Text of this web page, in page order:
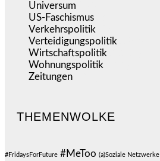
Universum
US-Faschismus
Verkehrspolitik
Verteidigungspolitik
Wirtschaftspolitik
Wohnungspolitik
Zeitungen
THEMENWOLKE
#FridaysForFuture #MeToo (a)Soziale Netzwerke